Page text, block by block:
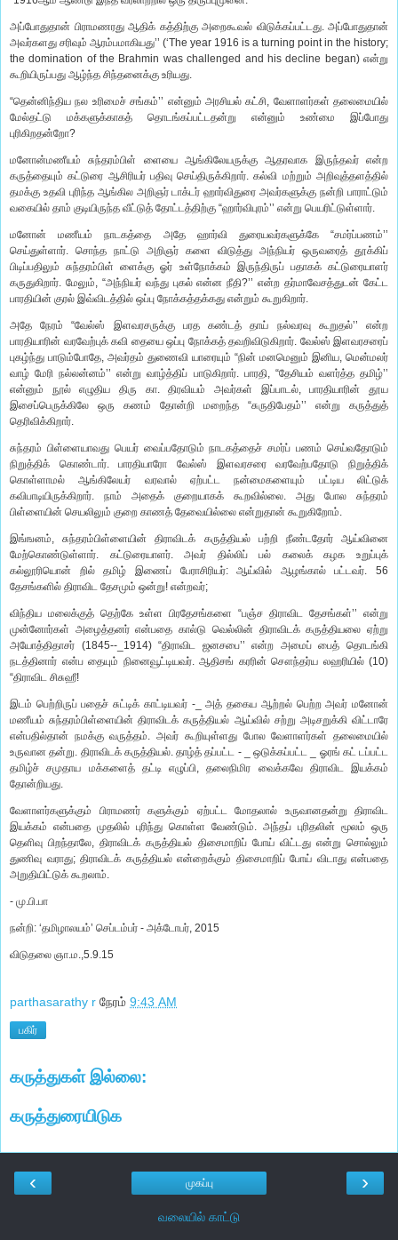
அப்போதுதான் பிராமணரது ஆதிக் கத்திற்கு அறைகூவல் விடுக்கப்பட்டது. அப்போதுதான்
அவர்களது சரிவும் ஆரம்பமாகியது’’ (‘The year 1916 is a turning point in the history;
the domination of the Brahmin was challenged and his decline began) என்று
கூறியிருப்பது ஆழ்ந்த சிந்தனைக்கு உரியது.
“தென்னிந்திய நல உரிமைச் சங்கம்’’ என்னும் அரசியல் கட்சி, வேளாளர்கள் தலைமையில்
மேல்தட்டு மக்களுக்காகத் தொடங்கப்பட்டதன்று என்னும் உண்மை இப்போது
புரிகிறதன்றோ?
மனோன்மணீயம் சுந்தரம்பிள் ளையை ஆங்கிலேயருக்கு ஆதரவாக இருந்தவர் என்ற
கருத்தையும் கட்டுரை ஆசிரியர் பதிவு செய்திருக்கிறார். கல்வி மற்றும் அறிவுத்தளத்தில்
தமக்கு உதவி புரிந்த ஆங்கில அறிஞர் டாக்டர் ஹார்விதுரை அவர்களுக்கு நன்றி பாராட்டும்
வகையில் தாம் குடியிருந்த வீட்டுத் தோட்டத்திற்கு “ஹார்விபுரம்’’ என்று பெயரிட்டுள்ளார்.
மனோன் மணீயம் நாடகத்தை அதே ஹார்வி துரையவர்களுக்கே “சமர்ப்பணம்’’
செய்துள்ளார். சொந்த நாட்டு அறிஞர் களை விடுத்து அந்நியர் ஒருவரைத் தூக்கிப்
பிடிப்பதிலும் சுந்தரம்பிள் ளைக்கு ஓர் உள்நோக்கம் இருந்திருப் பதாகக் கட்டுரையாளர்
கருதுகிறார். மேலும், “அந்நியர் வந்து புகல் என்ன நீதி?’’ என்ற தர்மாவேசத்துடன் கேட்ட
பாரதியின் குரல் இவ்விடத்தில் ஒப்பு நோக்கத்தக்கது என்றும் கூறுகிறார்.
அதே நேரம் “வேல்ஸ் இளவரசருக்கு பரத கண்டத் தாய் நல்வரவு கூறுதல்’’ என்ற
பாரதியாரின் வரவேற்புக் கவி தையை ஒப்பு நோக்கத் தவறிவிடுகிறார். வேல்ஸ் இளவரசரைப்
புகழ்ந்து பாடும்போதே, அவர்தம் துணைவி யாரையும் “நின் மனமெனும் இனிய, மென்மலர்
வாழ் மேரி நல்லன்னம்’’ என்று வாழ்த்திப் பாடுகிறார். பாரதி, “தேசியம் வளர்த்த தமிழ்’’
என்னும் நூல் எழுதிய திரு கா. திரவியம் அவர்கள் இப்பாடல், பாரதியாரின் தூய
இசைப்பெருக்கிலே ஒரு கணம் தோன்றி மறைந்த “சுருதிபேதம்’’ என்று கருத்துத்
தெரிவிக்கிறார்.
சுந்தரம் பிள்ளையாவது பெயர் வைப்பதோடும் நாடகத்தைச் சமர்ப் பணம் செய்வதோடும்
நிறுத்திக் கொண்டார். பாரதியாரோ வேல்ஸ் இளவரசரை வரவேற்பதோடு நிறுத்திக்
கொள்ளாமல் ஆங்கிலேயர் வரவால் ஏற்பட்ட நன்மைகளையும் பட்டிய லிட்டுக்
கவிபாடியிருக்கிறார். நாம் அதைக் குறையாகக் கூறவில்லை. அது போல சுந்தரம்
பிள்ளையின் செயலிலும் குறை காணத் தேவையில்லை என்றுதான் கூறுகிறோம்.
இங்ஙனம், சுந்தரம்பிள்ளையின் திராவிடக் கருத்தியல் பற்றி நீண்டதோர் ஆய்வினை
மேற்கொண்டுள்ளார். கட்டுரையாளர். அவர் தில்லிப் பல் கலைக் கழக உறுப்புக்
கல்லூரியொன் றில் தமிழ் இணைப் பேராசிரியர்: ஆய்வில் ஆழங்கால் பட்டவர். 56
தேசங்களில் திராவிட தேசமும் ஒன்று! என்றவர்;
விந்திய மலைக்குத் தெற்கே உள்ள பிரதேசங்களை “பஞ்ச திராவிட தேசங்கள்’’ என்று
முன்னோர்கள் அழைத்தனர் என்பதை கால்டு வெல்லின் திராவிடக் கருத்தியலை ஏற்று
அயோத்திதாசர் (1845--_1914) “திராவிட ஜனசபை’’ என்ற அமைப் பைத் தொடங்கி
நடத்தினார் என்ப தையும் நினைவூட்டியவர். ஆதிசங் கரரின் சௌந்தர்ய லஹரியில் (10)
“திராவிட சிசுஹீ!
இடம் பெற்றிருப் பதைச் சுட்டிக் காட்டியவர் -_ அத் தகைய ஆற்றல் பெற்ற அவர் மனோன்
மணீயம் சுந்தரம்பிள்ளையின் திராவிடக் கருத்தியல் ஆய்வில் சற்று அடிசறுக்கி விட்டாரே
என்பதில்தான் நமக்கு வருத்தம். அவர் கூறியுள்ளது போல வேளாளர்கள் தலைமையில்
உருவான தன்று. திராவிடக் கருத்தியல். தாழ்த் தப்பட்ட - _ ஒடுக்கப்பட்ட _ ஓரங் கட் டப்பட்ட
தமிழ்ச் சமுதாய மக்களைத் தட்டி எழுப்பி, தலைநிமிர வைக்கவே திராவிட இயக்கம்
தோன்றியது.
வேளாளர்களுக்கும் பிராமணர் களுக்கும் ஏற்பட்ட மோதலால் உருவானதன்று திராவிட
இயக்கம் என்பதை முதலில் புரிந்து கொள்ள வேண்டும். அந்தப் புரிதலின் மூலம் ஒரு
தெளிவு பிறந்தாலே, திராவிடக் கருத்தியல் திசைமாறிப் போய் விட்டது என்று சொல்லும்
துணிவு வராது; திராவிடக் கருத்தியல் என்றைக்கும் திசைமாறிப் போய் விடாது என்பதை
அறுதியிட்டுக் கூறலாம்.
- மு.பி.பா
நன்றி: ‘தமிழாலயம்’ செப்டம்பர் - அக்டோபர், 2015
விடுதலை ஞா.ம.,5.9.15
parthasarathy r நேரம் 9:43 AM
பகிர்
கருத்துகள் இல்லை:
கருத்துரையிடுக
‹ ›
முகப்பு
வலையில் காட்டு